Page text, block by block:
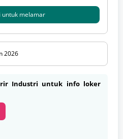
untuk melamar
2026
Industri untuk info loker